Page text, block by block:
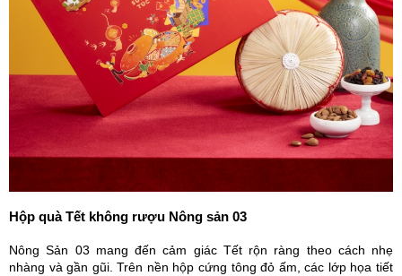
Hộp quà Tết không rượu Nông sản 03
Nông Sản 03 mang đến cảm giác Tết rộn ràng theo cách nhẹ
nhàng và gần gũi. Trên nền hộp cứng tông đỏ ấm, các lớp họa tiết